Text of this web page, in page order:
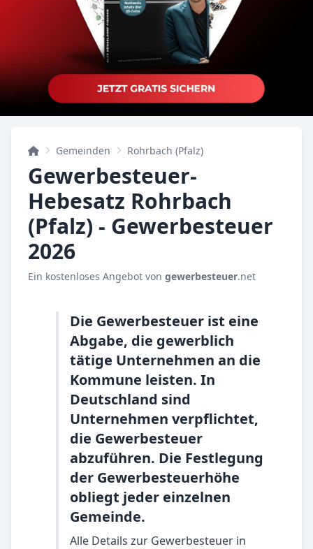
Gemeinden Rohrbach (Pfalz)
Gewerbesteuer-
Hebesatz Rohrbach
(Pfalz) - Gewerbesteuer
2026
Ein kostenloses Angebot von gewerbesteuer.net
Die Gewerbesteuer ist eine
Abgabe, die gewerblich
tätige Unternehmen an die
Kommune leisten. In
Deutschland sind
Unternehmen verpflichtet,
die Gewerbesteuer
abzuführen. Die Festlegung
der Gewerbesteuerhöhe
obliegt jeder einzelnen
Gemeinde.
Alle Details zur Gewerbesteuer in